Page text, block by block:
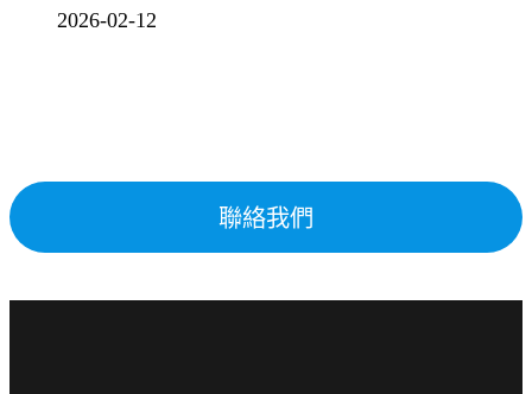
2026-02-12
聯絡我們